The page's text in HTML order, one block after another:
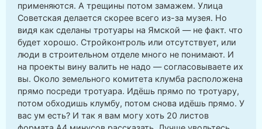
применяются. А трещины потом замажем. Улица
Советская делается скорее всего из-за музея. Но
видя как сделаны тротуары на Ямской — не факт. что
будет хорошо. Стройконтроль или отсутствует, или
люди в строительном отделе много не понимают. И
на проекты вину валить не надо — согласовываете их
вы. Около земельного комитета клумба расположена
прямо посреди тротуара. Идёшь прямо по тротуару,
потом обходишь клумбу, потом снова идёшь прямо. У
вас ум есть? И так я вам могу хоть 20 листов